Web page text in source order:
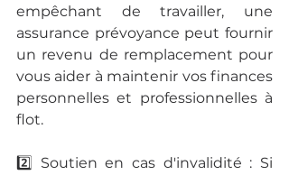
empêchant de travailler, une
assurance prévoyance peut fournir
un revenu de remplacement pour
vous aider à maintenir vos finances
personnelles et professionnelles à
flot.
2️⃣ Soutien en cas d'invalidité : Si